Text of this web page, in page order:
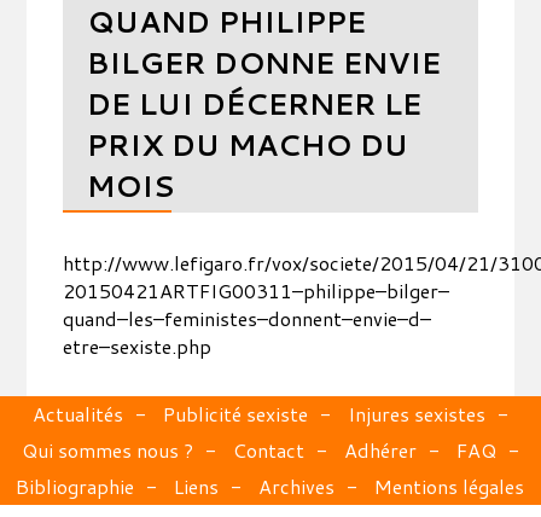
QUAND PHILIPPE
BILGER DONNE ENVIE
DE LUI DÉCERNER LE
PRIX DU MACHO DU
MOIS
http://www.lefigaro.fr/vox/societe/2015/04/21/
20150421ARTFIG00311–philippe–bilger–
quand–les–feministes–donnent–envie–d–
etre–sexiste.php
Actualités Publicité sexiste
Injures sexistes
Qui sommes nous ?
Contact Adhérer
FAQ
Bibliographie
Liens Archives Mentions légales